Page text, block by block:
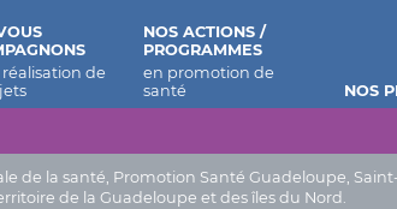
de la santé, Promotion Santé Guadeloupe,
de la Guadeloupe et des îles du Nord.
NOS ACTIONS /
PROGRAMMES
NOS